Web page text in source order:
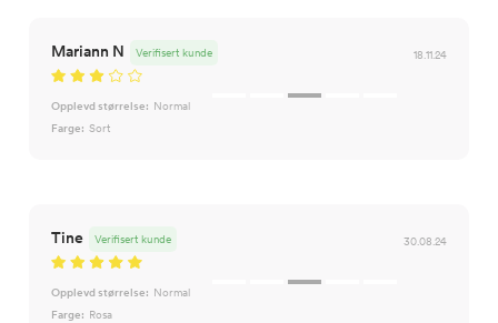
Mariann N 18.11.24
Verifisert kunde
Opplevd størrelse: Normal
Farge: Sort
Tine 30.08.24
Verifisert kunde
Opplevd størrelse: Normal
Farge: Rosa